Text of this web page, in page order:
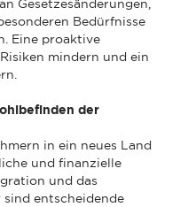
Gesetzesänderungen,
Bedürfnisse
Eine proaktive
mindern und ein
der
in ein neues Land
und finanzielle
und das
entscheidende